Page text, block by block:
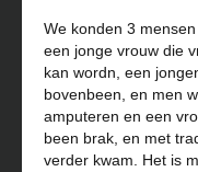
We konden 3
een jonge vrouw die
kan wordn, een
bovenbeen, en men
amputeren en een
been brak, en met
verder kwam. Het is